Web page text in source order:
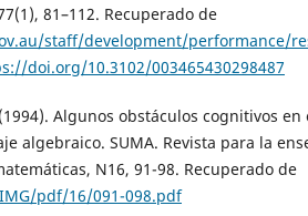
81–112. Recuperado de
staff/development/performance/
doi.org/10.3102/003465430298487
Algunos obstáculos cognitivos en
algebraico. SUMA. Revista para la
N16, 91-98. Recuperado de
pdf/16/091-098.pdf